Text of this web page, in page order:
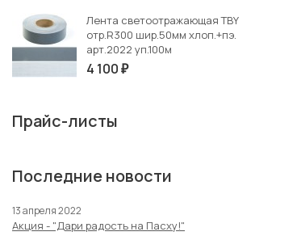
Лента светоотражающая TBY
отр.R300 шир.50мм хлоп.+пэ.
арт.2022 уп.100м
4 100 ₽
Прайс-листы
Последние новости
13 апреля 2022
Акция - "Дари радость на Пасху!"